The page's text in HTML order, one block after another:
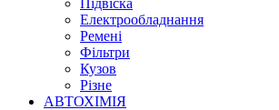
Електрообладнання
Ремені
Фільтри
Кузов
Різне
АВТОХІМІЯ